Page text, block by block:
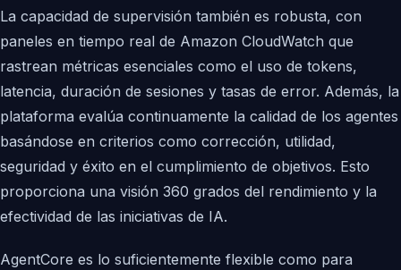
La capacidad de supervisión también es robusta, con
paneles en tiempo real de Amazon CloudWatch que
rastrean métricas esenciales como el uso de tokens,
latencia, duración de sesiones y tasas de error. Además, la
plataforma evalúa continuamente la calidad de los agentes
basándose en criterios como corrección, utilidad,
seguridad y éxito en el cumplimiento de objetivos. Esto
proporciona una visión 360 grados del rendimiento y la
efectividad de las iniciativas de IA.
AgentCore es lo suficientemente flexible como para